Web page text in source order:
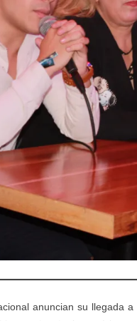
anuncian su llegada